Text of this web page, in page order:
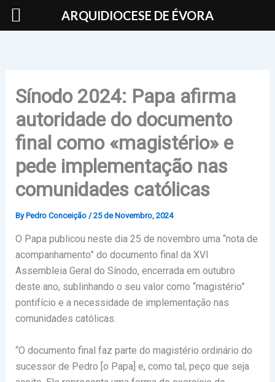
Skip
Sínodo 2024: Papa afirma
autoridade do documento
final como «magistério» e
pede implementação nas
comunidades católicas
By Pedro Conceição /25 de Novembro, 2024
O Papa publicou neste dia 25 de novembro uma “nota de
acompanhamento” do documento final da XVI
Assembleia Geral do Sínodo, encerrada em outubro
deste ano, sublinhando o seu valor como “magistério”
pontifício e a necessidade de implementação nas
comunidades católicas.
“O documento final faz parte do magistério ordinário do
sucessor de Pedro [o Papa] e, como tal, peço que seja
ARQUIDIOCESE DE ÉVORA